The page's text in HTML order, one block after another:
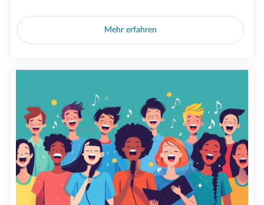
Mehr erfahren